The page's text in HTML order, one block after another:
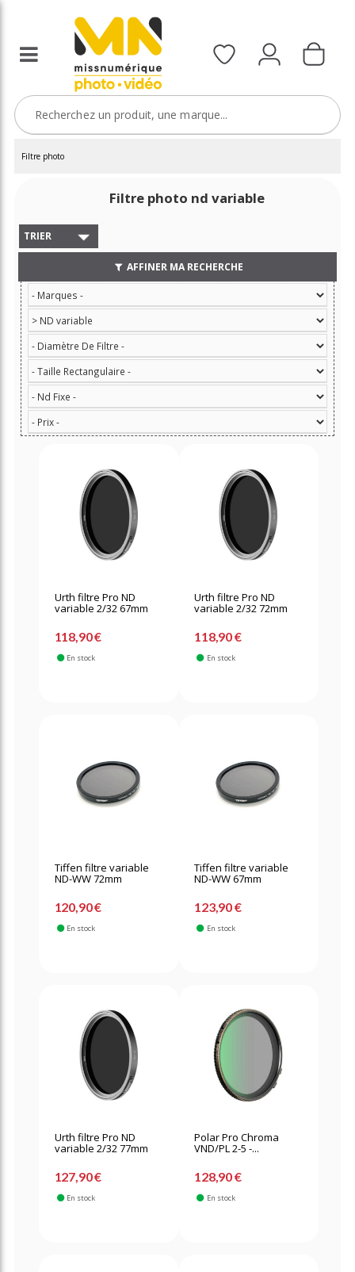
Filtre photo
Filtre photo nd variable
TRIER
AFFINER MA RECHERCHE
Urth filtre Pro ND
variable 2/32 67mm
118,90 €
En stock
Urth filtre Pro ND
variable 2/32 72mm
118,90 €
En stock
Tiffen filtre variable
ND-WW 72mm
120,90 €
En stock
Tiffen filtre variable
ND-WW 67mm
123,90 €
En stock
Urth filtre Pro ND
variable 2/32 77mm
127,90 €
En stock
Polar Pro Chroma
VND/PL 2-5 -...
128,90 €
En stock